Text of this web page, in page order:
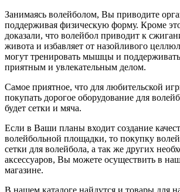
Занимаясь волейболом, Вы приводите
поддерживая физическую форму. Кроме
доказали, что волейбол приводит к
живота и избавляет от назойливого
могут тренировать мышцы и
приятным и увлекательным делом.
Самое приятное, что для любительской
покупать дорогое оборудование для
будет сетки и мяча.
Если в Ваши планы входит создание
волейбольной площадки, то покупку
сетки для волейбола, а так же других
аксессуаров, Вы можете осуществить в
магазине.
В нашем каталоге найдутся и товары для